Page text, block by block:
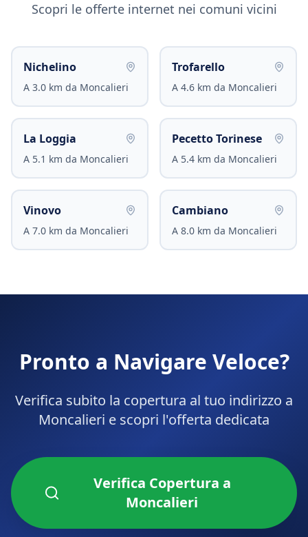
Scopri le offerte internet nei comuni vicini
Nichelino
A 3.0 km da Moncalieri
Trofarello
A 4.6 km da Moncalieri
La Loggia
A 5.1 km da Moncalieri
Pecetto Torinese
A 5.4 km da Moncalieri
Vinovo
A 7.0 km da Moncalieri
Cambiano
A 8.0 km da Moncalieri
Pronto a Navigare Veloce?
Verifica subito la copertura al tuo indirizzo a
Moncalieri e scopri l'offerta dedicata
Verifica Copertura a
Moncalieri